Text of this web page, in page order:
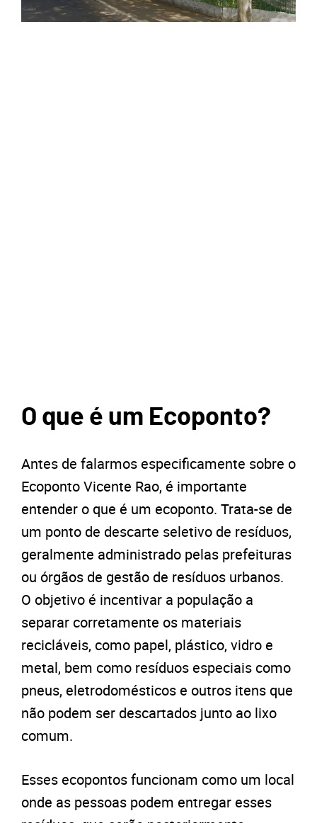
O que é um Ecoponto?
Antes de falarmos especificamente sobre o
Ecoponto Vicente Rao, é importante
entender o que é um ecoponto. Trata-se de
um ponto de descarte seletivo de resíduos,
geralmente administrado pelas prefeituras
ou órgãos de gestão de resíduos urbanos.
O objetivo é incentivar a população a
separar corretamente os materiais
recicláveis, como papel, plástico, vidro e
metal, bem como resíduos especiais como
pneus, eletrodomésticos e outros itens que
não podem ser descartados junto ao lixo
comum.
Esses ecopontos funcionam como um local
onde as pessoas podem entregar esses